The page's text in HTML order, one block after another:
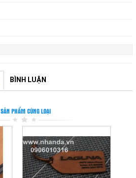
BÌNH LUẬN
SẢN PHẨM CÙNG LOẠI